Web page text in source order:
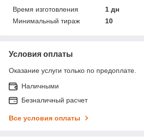
Время изготовления
1 дн
Минимальный тираж
10
Условия оплаты
Оказание услуги только по предоплате.
Наличными
Безналичный расчет
Все условия оплаты